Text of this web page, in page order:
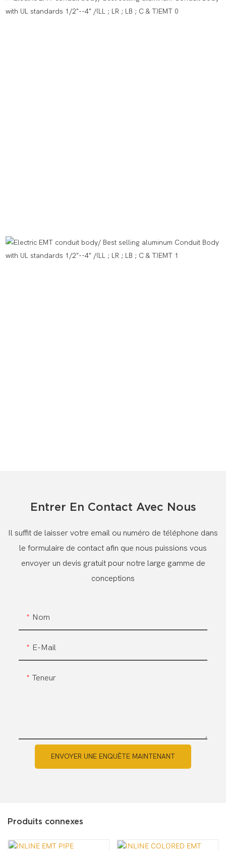
Entrer En Contact Avec Nous
Il suffit de laisser votre email ou numéro de téléphone dans
le formulaire de contact afin que nous puissions vous
envoyer un devis gratuit pour notre large gamme de
conceptions
Nom
E-Mail
Teneur
ENVOYER UNE ENQUÊTE MAINTENANT
Produits connexes